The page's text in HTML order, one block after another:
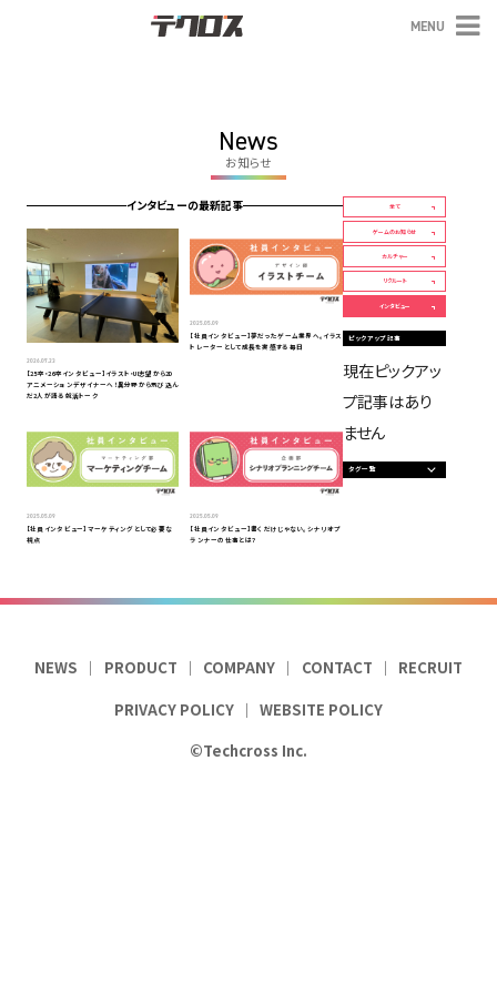
MENU
News
お知らせ
インタビューの最新記事
2026.07.23
【25卒・26卒インタビュー】イラスト・UI志望から2D
アニメーションデザイナーへ！異分野から飛び込ん
だ2人が語る就活トーク
2025.05.09
【社員インタビュー】夢だったゲーム業界へ。イラス
トレーターとして成長を実感する毎日
2025.05.09
【社員インタビュー】マーケティングとして必要な
視点
2025.05.09
【社員インタビュー】書くだけじゃない。シナリオプ
ランナーの仕事とは？
全て
ゲームのお知らせ
カルチャー
リクルート
インタビュー
ピックアップ記事
現在ピックアッ
プ記事はあり
ません
タグ一覧
NEWS PRODUCT COMPANY CONTACT
RECRUIT
PRIVACY POLICY
WEBSITE POLICY
©Techcross Inc.